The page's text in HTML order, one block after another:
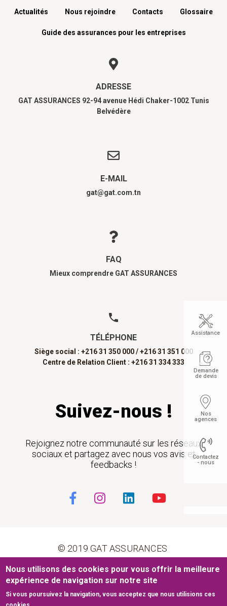
Actualités Nous rejoindre Contacts Glossaire
Guide des assurances pour les entreprises
ADRESSE
GAT ASSURANCES 92-94 avenue Hédi Chaker-1002 Tunis
Belvédère
E-MAIL
gat@gat.com.tn
FAQ
Mieux comprendre GAT ASSURANCES
TÉLÉPHONE
Siège social : +216 31 350 000 / +216 31 351 000
Centre de Relation Client : +216 31 334 333
Suivez-nous !
Rejoignez notre communauté sur les réseaux
sociaux et partagez avec nous vos avis et
feedbacks !
© 2019 GAT ASSURANCES
Pied de page
Conditions générales d’utilisation
Mentions légales Plan du site
Assistance
Demande
de devis
Nos
agences
Contactez
- nous
Nous utilisons des cookies pour vous offrir la meilleure
expérience de navigation sur notre site
Si vous poursuivez la navigation, vous acceptez que nous utilisions ces